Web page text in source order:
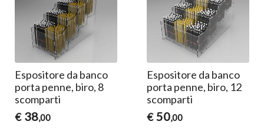
Espositore da banco
porta penne, biro, 8
scomparti
€ 38,00
Espositore da banco
porta penne, biro, 12
scomparti
€ 50,00